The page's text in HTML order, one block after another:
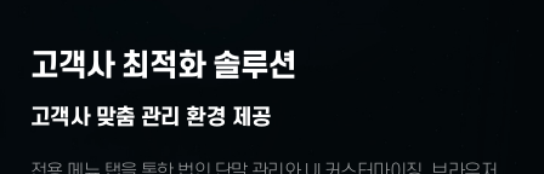
고객사 최적화 솔루션
고객사 맞춤 관리 환경 제공